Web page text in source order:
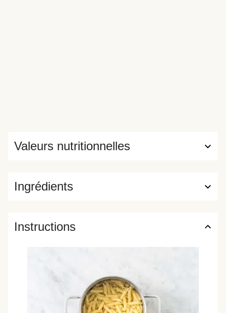
Ingrédients
Valeurs nutritionnelles
Instructions